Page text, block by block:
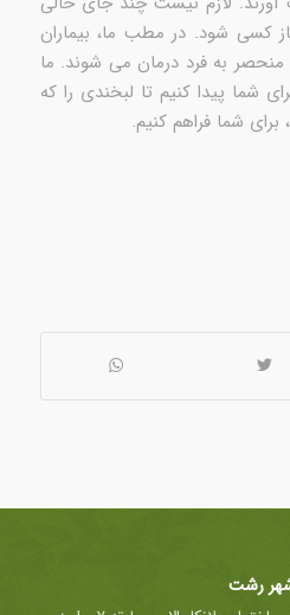
کسی شود. در مطب ما، بیماران
منحصر به فرد درمان می شوند. ما
شما پیدا کنیم تا لبخندی را که
شما فراهم کنیم.
رشت